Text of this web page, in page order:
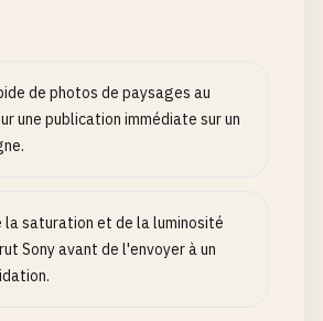
de photos de paysages au
une publication immédiate sur un
la saturation et de la luminosité
Sony avant de l'envoyer à un